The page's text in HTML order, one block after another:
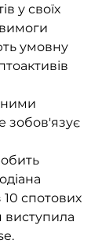
у своїх
умовну
зобов'язує
спотових
виступила